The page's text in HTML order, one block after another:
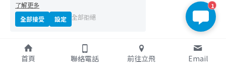
首頁 聯絡電話 前往立飛 Email
了解更多
全部接受
設定 全部拒絕
1